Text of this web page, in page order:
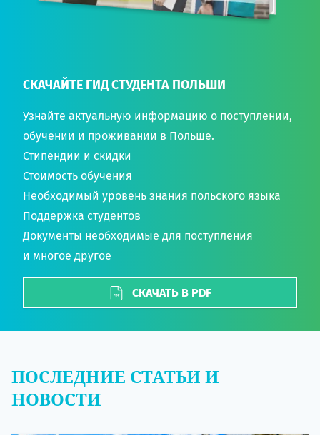
СКАЧАЙТЕ ГИД СТУДЕНТА ПОЛЬШИ
Узнайте актуальную информацию о поступлении,
обучении и проживании в Польше.
Стипендии и скидки
Стоимость обучения
Необходимый уровень знания польского языка
Поддержка студентов
Документы необходимые для поступления
и многое другое
СКАЧАТЬ В PDF
ПОСЛЕДНИЕ СТАТЬИ И
НОВОСТИ